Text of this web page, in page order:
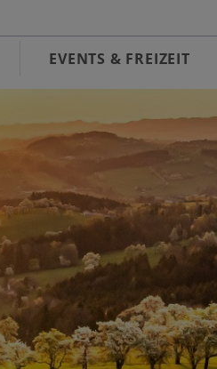
EVENTS & FREIZEIT